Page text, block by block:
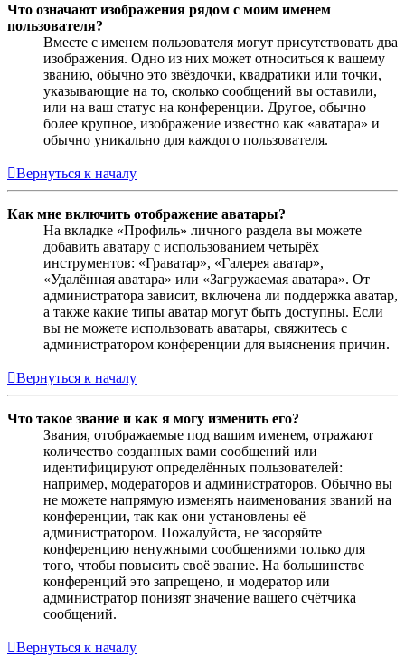
Что означают изображения рядом с моим именем
пользователя?
Вместе с именем пользователя могут присутствовать два
изображения. Одно из них может относиться к вашему
званию, обычно это звёздочки, квадратики или точки,
указывающие на то, сколько сообщений вы оставили,
или на ваш статус на конференции. Другое, обычно
более крупное, изображение известно как «аватара» и
обычно уникально для каждого пользователя.
Вернуться к началу
Как мне включить отображение аватары?
На вкладке «Профиль» личного раздела вы можете
добавить аватару с использованием четырёх
инструментов: «Граватар», «Галерея аватар»,
«Удалённая аватара» или «Загружаемая аватара». От
администратора зависит, включена ли поддержка аватар,
а также какие типы аватар могут быть доступны. Если
вы не можете использовать аватары, свяжитесь с
администратором конференции для выяснения причин.
Вернуться к началу
Что такое звание и как я могу изменить его?
Звания, отображаемые под вашим именем, отражают
количество созданных вами сообщений или
идентифицируют определённых пользователей:
например, модераторов и администраторов. Обычно вы
не можете напрямую изменять наименования званий на
конференции, так как они установлены её
администратором. Пожалуйста, не засоряйте
конференцию ненужными сообщениями только для
того, чтобы повысить своё звание. На большинстве
конференций это запрещено, и модератор или
администратор понизят значение вашего счётчика
сообщений.
Вернуться к началу